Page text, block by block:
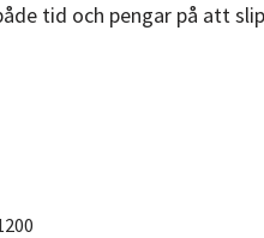
tid och pengar på att